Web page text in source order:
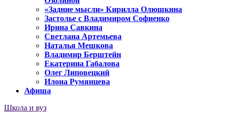
«Задние мысли» Кирилла Олюшкина
Застолье с Владимиром Софиенко
Ирина Савкина
Светлана Артемьева
Наталья Мешкова
Владимир Берштейн
Екатерина Габалова
Олег Липовецкий
Илона Румянцева
Афиша
Школа и вуз